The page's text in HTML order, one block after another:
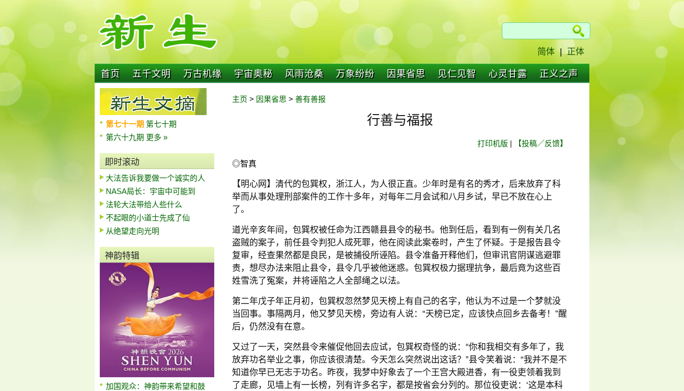
简体 | 正体
首页 五千文明 万古机缘 宇宙奥秘 风雨沧桑 万象纷纷 因果省思 见仁见智 心灵甘露 正义之声
第七十一期 第七十期
第六十九期 更多 »
即时滚动
大法告诉我要做一个诚实的人
NASA局长：宇宙中可能到
法轮大法带给人些什么
不起眼的小道士先成了仙
从绝望走向光明
神韵特辑
加国观众：神韵带来希望和鼓
主页 > 因果省思 > 善有善报
行善与福报
打印机版 | 【投稿／反馈】
◎智真
【明心网】清代的包巽权，浙江人，为人很正直。少年时是有名的秀才，后来放弃了科
举而从事处理刑部案件的工作十多年，对每年二月会试和八月乡试，早已不放在心上
了。
道光辛亥年间，包巽权被任命为江西赣县县令的秘书。他到任后，看到有一例有关几名
盗贼的案子，前任县令判犯人成死罪，他在阅读此案卷时，产生了怀疑。于是报告县令
复审，经查果然都是良民，是被捕役所诬陷。县令准备开释他们，但审讯官阴谋逃避罪
责，想尽办法来阻止县令，县令几乎被他迷惑。包巽权极力据理抗争，最后竟为这些百
姓雪洗了冤案，并将诬陷之人全部绳之以法。
第二年戊子年正月初，包巽权忽然梦见天榜上有自己的名字，他认为不过是一个梦就没
当回事。事隔两月，他又梦见天榜，旁边有人说：“天榜已定，应该快点回乡去备考！”醒
后，仍然没有在意。
又过了一天，突然县令来催促他回去应试，包巽权奇怪的说：“你和我相交有多年了，我
放弃功名举业之事，你应该很清楚。今天怎么突然说出这话？”县令笑着说：“我并不是不
知道你早已无志于功名。昨夜，我梦中好象去了一个王宫大殿进香，有一役吏领着我到
了走廊，见墙上有一长榜，列有许多名字，都是按省会分列的。那位役吏说：‘这是本科